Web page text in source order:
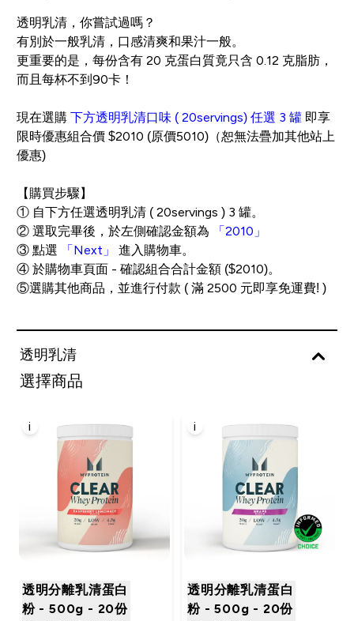
透明乳清，你嘗試過嗎？
有別於一般乳清，口感清爽和果汁一般。
更重要的是，每份含有 20 克蛋白質竟只含 0.12 克脂肪，
而且每杯不到90卡！
現在選購下方透明乳清口味 ( 20servings) 任選 3 罐 即享
限時優惠組合價 $2010 (原價5010)（恕無法疊加其他站上
優惠)
【購買步驟】
① 自下方任選透明乳清 ( 20servings ) 3 罐。
② 選取完畢後，於左側確認金額為
「2010」
③ 點選
「Next」
進入購物車。
④ 於購物車頁面 - 確認組合合計金額 ($2010)。
⑤選購其他商品，並進行付款 ( 滿 2500 元即享免運費! )
透明乳清
選擇商品
i
透明分離乳清蛋白
粉 - 500g - 20份
i
透明分離乳清蛋白
粉 - 500g - 20份